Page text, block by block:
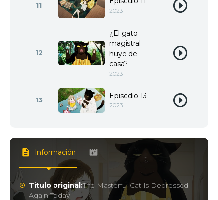
11
2023
12
¿El gato
magistral
huye de
casa?
2023
13 Episodio 13
2023
Información
Título original:The Masterful Cat Is Depressed
Again Today